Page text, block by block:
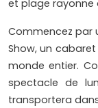
et plage rayonne
Commencez par
Show, un
monde entier.
spectacle de
transportera